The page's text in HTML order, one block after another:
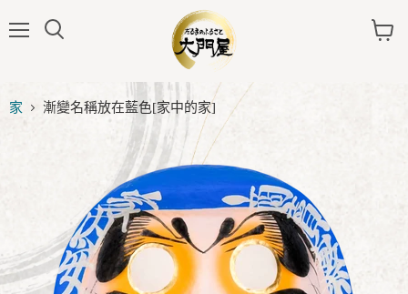
家 漸變名稱放在藍色[家中的家]